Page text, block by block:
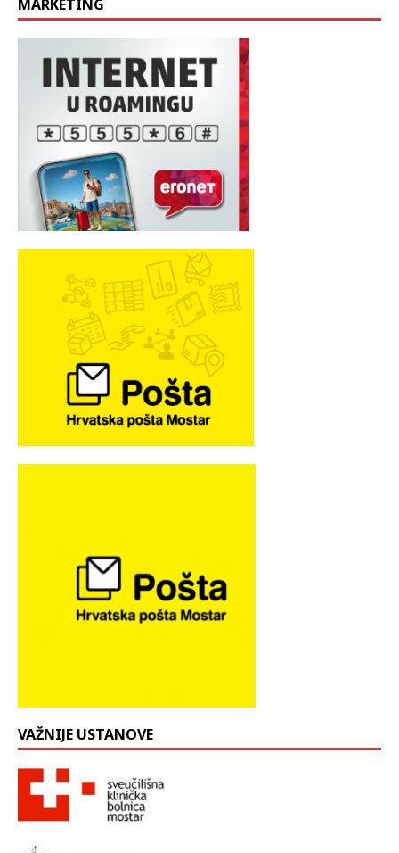
MARKETING
VAŽNIJE USTANOVE